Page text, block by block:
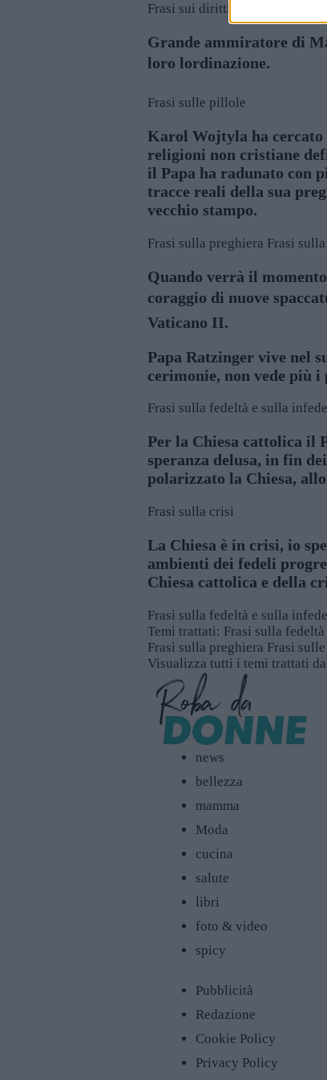
Frasi sui diritti
Grande ammiratore di
loro lordinazione.
Frasi sulle pillole
Karol Wojtyla ha cercato
religioni non cristiane
il Papa ha radunato con
tracce reali della sua
vecchio stampo.
Frasi sulla preghiera Frasi
Quando verrà il
coraggio di nuove
Vaticano II.
Papa Ratzinger vive nel
cerimonie, non vede più
Frasi sulla fedeltà e sulla
Per la Chiesa cattolica il
speranza delusa, in fin
polarizzato la Chiesa,
Frasi sulla crisi
La Chiesa è in crisi, io
ambienti dei fedeli
Chiesa cattolica e della
Frasi sulla fedeltà e sulla
Temi trattati: Frasi sulla
Frasi sulla preghiera Frasi
Visualizza tutti i temi trattati
news
bellezza
mamma
Moda
cucina
salute
libri
foto & video
spicy
Pubblicità
Redazione
Cookie Policy
Privacy Policy